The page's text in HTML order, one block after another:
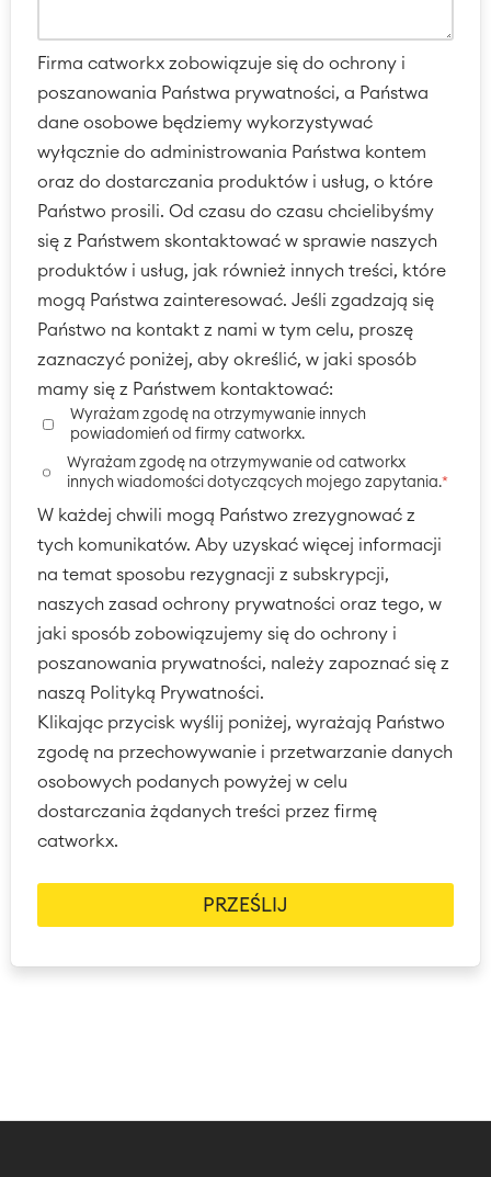
Firma catworkx zobowiązuje się do ochrony i
poszanowania Państwa prywatności, a Państwa
dane osobowe będziemy wykorzystywać
wyłącznie do administrowania Państwa kontem
oraz do dostarczania produktów i usług, o które
Państwo prosili. Od czasu do czasu chcielibyśmy
się z Państwem skontaktować w sprawie naszych
produktów i usług, jak również innych treści, które
mogą Państwa zainteresować. Jeśli zgadzają się
Państwo na kontakt z nami w tym celu, proszę
zaznaczyć poniżej, aby określić, w jaki sposób
mamy się z Państwem kontaktować:
Wyrażam zgodę na otrzymywanie innych
powiadomień od firmy catworkx.
Wyrażam zgodę na otrzymywanie od catworkx
innych wiadomości dotyczących mojego zapytania.*
W każdej chwili mogą Państwo zrezygnować z
tych komunikatów. Aby uzyskać więcej informacji
na temat sposobu rezygnacji z subskrypcji,
naszych zasad ochrony prywatności oraz tego, w
jaki sposób zobowiązujemy się do ochrony i
poszanowania prywatności, należy zapoznać się z
naszą Polityką Prywatności.
Klikając przycisk wyślij poniżej, wyrażają Państwo
zgodę na przechowywanie i przetwarzanie danych
osobowych podanych powyżej w celu
dostarczania żądanych treści przez firmę
catworkx.